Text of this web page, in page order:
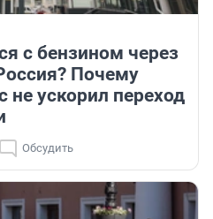
с бензином через
Почему
не ускорил переход
Обсудить